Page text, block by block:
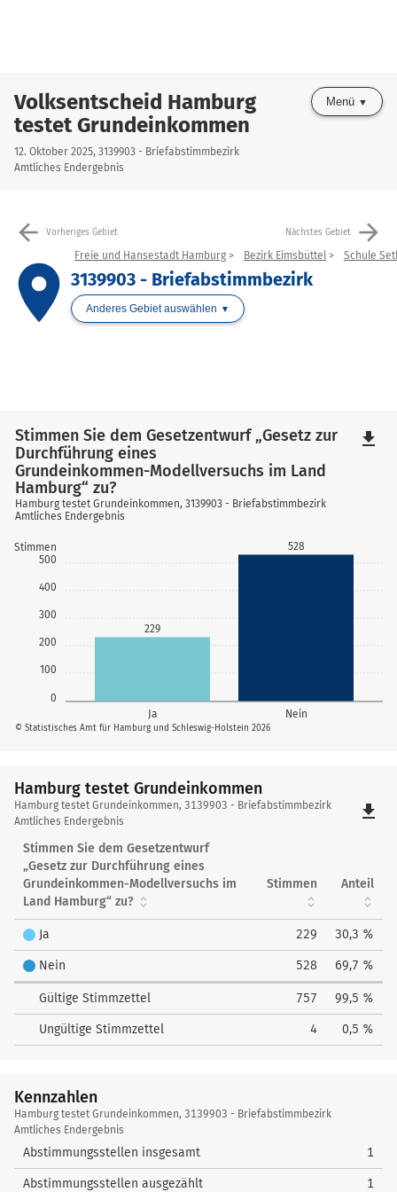
Volksentscheid Hamburg
testet Grundeinkommen
12. Oktober 2025, 3139903 - Briefabstimmbezirk
Amtliches Endergebnis
Menü
arrow_back Vorheriges Gebiet Nächstes Gebiet arrow_forward
place
Freie und Hansestadt Hamburg Bezirk Eimsbüttel Schule
3139903 - Briefabstimmbezirk
Anderes Gebiet auswählen
0
100
200
300
400
500
Stimmen
Ja Nein
229
528
© Statistisches Amt für Hamburg und Schleswig-Holstein 2026
Stimmen Sie dem Gesetzentwurf „Gesetz zur
Durchführung eines
Grundeinkommen-Modellversuchs im Land
Hamburg“ zu?
Hamburg testet Grundeinkommen, 3139903 - Briefabstimmbezirk
Amtliches Endergebnis
file_download
Hamburg testet Grundeinkommen
Hamburg
testet
Grundeinkommen
Hamburg testet Grundeinkommen, 3139903 - Briefabstimmbezirk
Amtliches Endergebnis
file_download
Stimmen Sie dem Gesetzentwurf
„Gesetz zur Durchführung eines
Grundeinkommen-Modellversuchs im
Land Hamburg“ zu?
Stimmen Anteil
Ja 229 30,3 %
Nein 528 69,7 %
Gültige Stimmzettel 757 99,5 %
Ungültige Stimmzettel 4 0,5 %
Kennzahlen
Kennzahlen
Hamburg testet Grundeinkommen, 3139903 - Briefabstimmbezirk
Amtliches Endergebnis
Abstimmungsstellen insgesamt 1
Abstimmungsstellen ausgezählt 1